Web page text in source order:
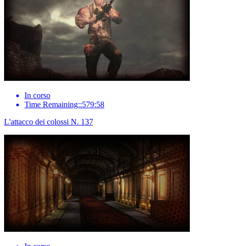
In corso
Time Remaining::579:58
L'attacco dei colossi N. 137